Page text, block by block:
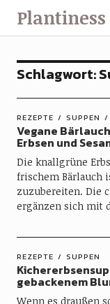
Plantiness
Schlagwort:
REZEPTE SUPPEN
Vegane
Erbsen und
Die knallgrüne
frischem Bärlauch
zuzubereiten. Die
ergänzen sich mit
REZEPTE SUPPEN
gebackenem
Wenn es draußen